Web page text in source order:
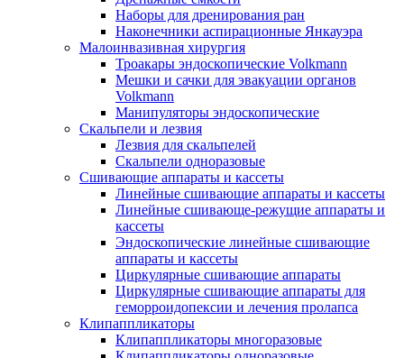
Наборы для дренирования ран
Наконечники аспирационные Янкауэра
Малоинвазивная хирургия
Троакары эндоскопические Volkmann
Мешки и сачки для эвакуации органов
Volkmann
Манипуляторы эндоскопические
Скальпели и лезвия
Лезвия для скальпелей
Скальпели одноразовые
Сшивающие аппараты и кассеты
Линейные сшивающие аппараты и кассеты
Линейные сшивающе-режущие аппараты и
кассеты
Эндоскопические линейные сшивающие
аппараты и кассеты
Циркулярные сшивающие аппараты
Циркулярные сшивающие аппараты для
геморроидопексии и лечения пролапса
Клипаппликаторы
Клипаппликаторы многоразовые